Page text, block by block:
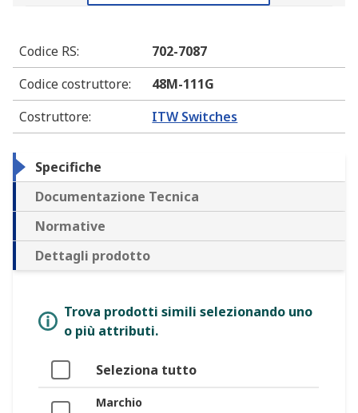
Codice RS:
702-7087
Codice costruttore:
48M-111G
Costruttore: ITW Switches
Specifiche
Documentazione Tecnica
Normative
Dettagli prodotto
Trova prodotti simili selezionando uno
o più attributi.
Seleziona tutto
Marchio